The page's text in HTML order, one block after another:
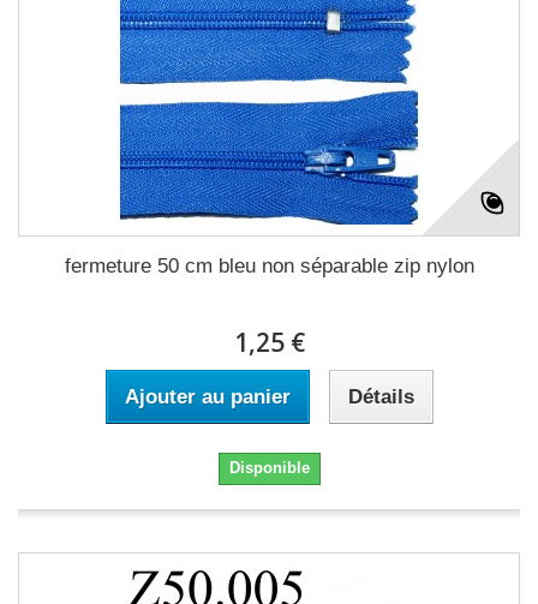
fermeture 50 cm bleu non séparable zip nylon
1,25 €
Ajouter au panier Détails
Disponible